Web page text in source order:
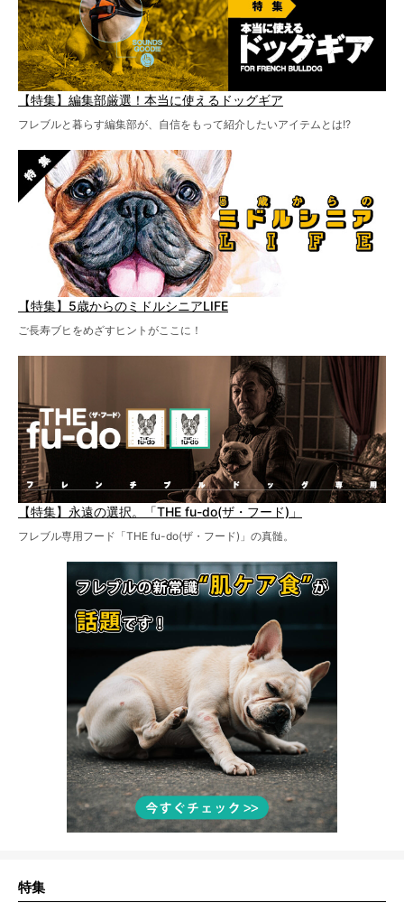
【特集】編集部厳選！本当に使えるドッグギア
フレブルと暮らす編集部が、自信をもって紹介したいアイテムとは!?
【特集】5歳からのミドルシニアLIFE
ご長寿ブヒをめざすヒントがここに！
【特集】永遠の選択。「THE fu-do(ザ・フード)」
フレブル専用フード「THE fu-do(ザ・フード)」の真髄。
特集